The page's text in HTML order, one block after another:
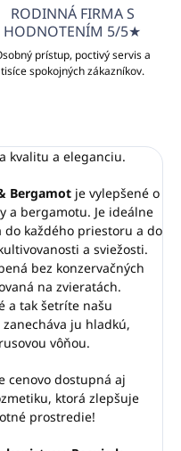
RODINNÁ FIRMA S
HODNOTENÍM 5/5★
prístup, poctivý servis a
tisíce spokojných zákazníkov.
kvalitu a eleganciu.
Bergamot je vylepšené o
a bergamotu. Je ideálne
každého priestoru a do
a sviežosti.
bez konzervačných
na zvieratách.
a tak šetríte našu
ju hladkú,
vôňou.
cenovo dostupná aj
ktorá zlepšuje
prostredie!